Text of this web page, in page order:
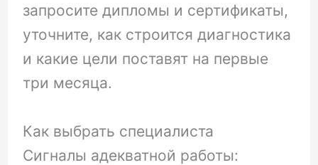
запросите дипломы и сертификаты,
уточните, как строится диагностика
и какие цели поставят на первые
три месяца.
Как выбрать специалиста
Сигналы адекватной работы: